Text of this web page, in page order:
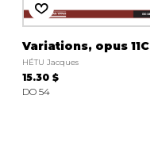
Variations, opus 11C
HÉTU Jacques
15.30 $
DO 54